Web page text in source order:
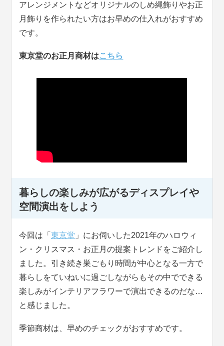
アレンジメントなどオリジナルのしめ縄飾りやお正
月飾りを作られたい方はお早めの仕入れがおすすめ
です。
東京堂のお正月商材はこちら
暮らしの楽しみが広がるディスプレイや
空間演出をしよう
今回は「東京堂 」にお伺いした2021年のハロウィ
ン・クリスマス・お正月の提案トレンドをご紹介し
ました。引き続き巣ごもり時間が中心となる一方で
暮らしをていねいに過ごしながらもその中でできる
楽しみがインテリアフラワーで演出できるのだな…
と感じました。
季節商材は、早めのチェックがおすすめです。